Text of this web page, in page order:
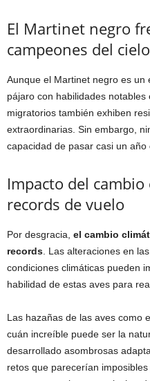
El Martinet negro
campeones del cielo
Aunque el Martinet negro es un
pájaro con habilidades
migratorios también exhiben
extraordinarias. Sin embargo,
capacidad de pasar casi un año
Impacto del
records de vuelo
Por desgracia, el cambio
records . Las alteraciones en
condiciones climáticas pueden
habilidad de estas aves para
Las hazañas de las aves como
cuán increíble puede ser la
desarrollado asombrosas
retos que parecerían